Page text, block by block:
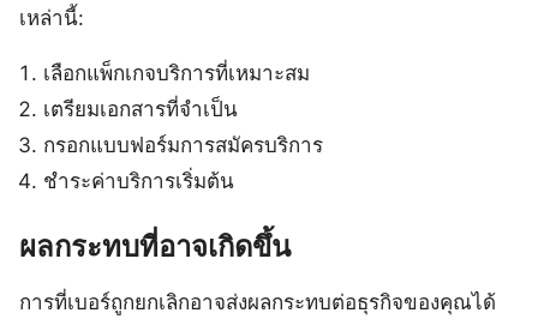
เหล่านี้:
เลือกแพ็กเกจบริการที่เหมาะสม
เตรียมเอกสารที่จำเป็น
กรอกแบบฟอร์มการสมัครบริการ
ชำระค่าบริการเริ่มต้น
ผลกระทบที่อาจเกิดขึ้น
การที่เบอร์ถูกยกเลิกอาจส่งผลกระทบต่อธุรกิจของคุณได้